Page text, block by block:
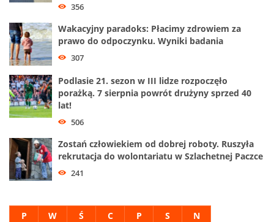
356
Wakacyjny paradoks: Płacimy zdrowiem za
prawo do odpoczynku. Wyniki badania
307
Podlasie 21. sezon w III lidze rozpoczęło
porażką. 7 sierpnia powrót drużyny sprzed 40
lat!
506
Zostań człowiekiem od dobrej roboty. Ruszyła
rekrutacja do wolontariatu w Szlachetnej Paczce
241
P W Ś C P S N